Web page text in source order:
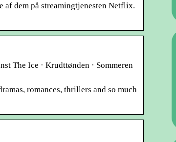
af dem på streamingtjenesten Netflix.
The Ice · Krudttønden · Sommeren
romances, thrillers and so much